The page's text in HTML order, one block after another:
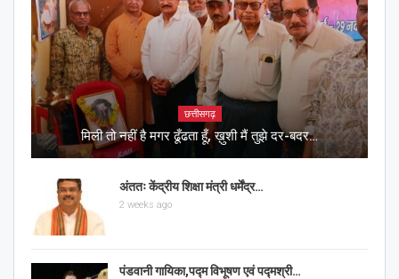
छत्तीसगढ़
मिली तो नहीं है मगर ढूँढता हूँ, ख़ुशी मैं तुझे दर-बदर…
अंततः केंद्रीय शिक्षा मंत्री धर्मेंद्र…
2 weeks ago
पंडवानी गायिका,पद्म विभूषण एवं पद्मश्री…